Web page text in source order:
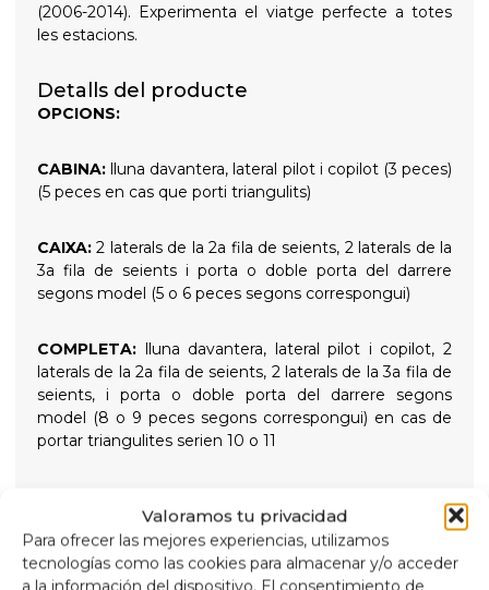
Valoramos tu privacidad
Para ofrecer las mejores experiencias, utilizamos
tecnologías como las cookies para almacenar y/o acceder
a la información del dispositivo. El consentimiento de
(2006-2014). Experimenta el viatge perfecte a totes
les estacions.
Detalls del producte
OPCIONS:
CABINA: lluna davantera, lateral pilot i copilot (3 peces)
(5 peces en cas que porti triangulits)
CAIXA: 2 laterals de la 2a fila de seients, 2 laterals de la
3a fila de seients i porta o doble porta del darrere
segons model (5 o 6 peces segons correspongui)
COMPLETA: lluna davantera, lateral pilot i copilot, 2
laterals de la 2a fila de seients, 2 laterals de la 3a fila de
seients, i porta o doble porta del darrere segons
model (8 o 9 peces segons correspongui) en cas de
portar triangulites serien 10 o 11
AÏLLENTS TÈRMICS 9 CAPES